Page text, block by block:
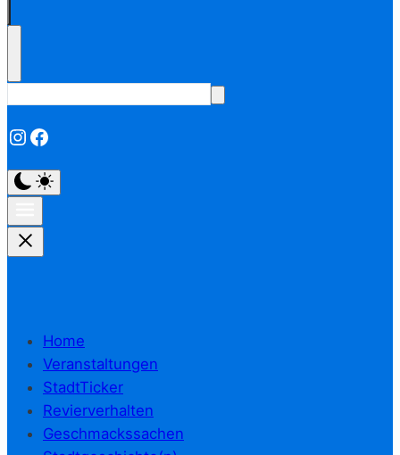
Instagram
Facebook
Home
Veranstaltungen
StadtTicker
Revierverhalten
Geschmackssachen